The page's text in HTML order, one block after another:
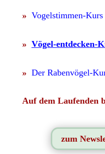
» Vogelstimmen-Kurs
» Vögel-entdecken-
» Der Rabenvögel-
Auf dem Laufenden
zum